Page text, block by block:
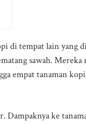
di tempat lain yang
sawah.
empat tanaman
Dampaknya ke